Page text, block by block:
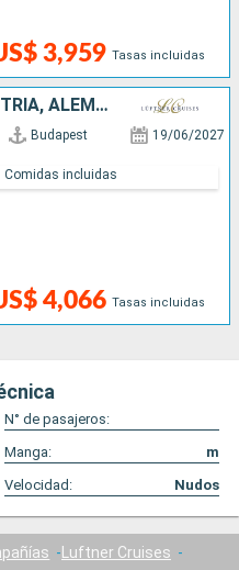
3,959 Tasas incluidas
HUNGRÍA, ESLOVAQUIA, AUSTRIA, ALEMANIA
Budapest 19/06/2027
4,066 Tasas incluidas
Comidas incluidas
N° de pasajeros:
Manga:
m
Velocidad: Nudos
Luftner Cruises